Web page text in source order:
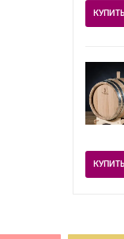
КУПИТЬ
КУПИТЬ